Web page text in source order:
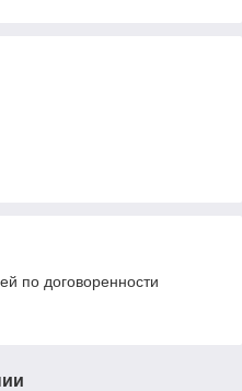
по договоренности